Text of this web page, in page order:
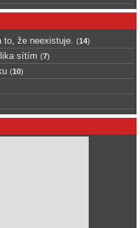
to, že neexistuje. (14)
sítím (7)
(10)